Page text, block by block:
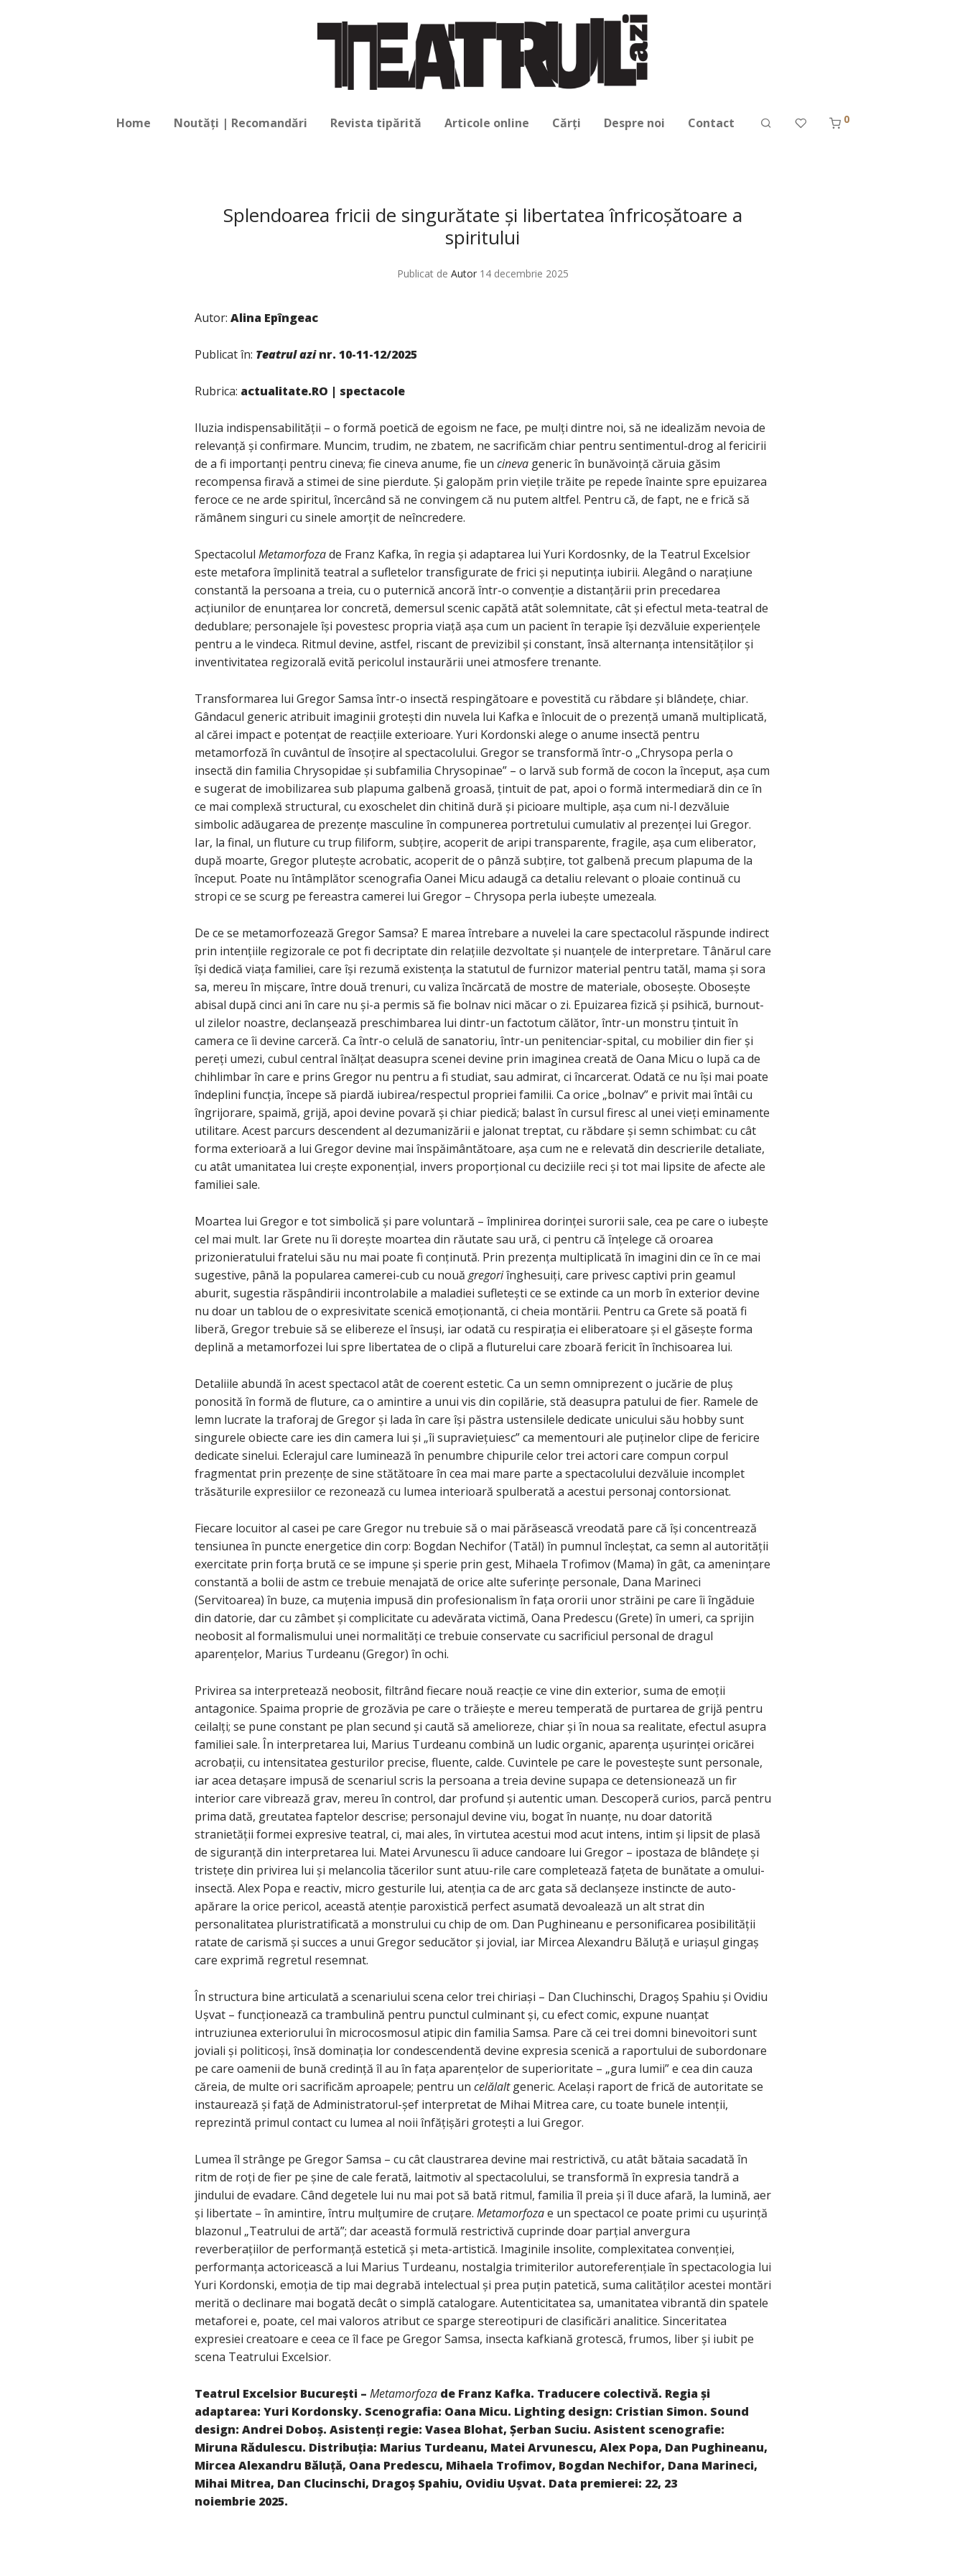
Home Noutăți | Recomandări Revista tipărită Articole online Cărți Despre noi Contact 0
Splendoarea fricii de singurătate și libertatea înfricoșătoare a
spiritului
Publicat de Autor 14 decembrie 2025
Autor: Alina Epîngeac
Publicat în: Teatrul azinr. 10-11-12/2025
Rubrica: actualitate.RO | spectacole
Iluzia indispensabilității – o formă poetică de egoism ne face, pe mulți dintre noi, să ne idealizăm nevoia de
relevanță și confirmare. Muncim, trudim, ne zbatem, ne sacrificăm chiar pentru sentimentul-drog al fericirii
de a fi importanți pentru cineva; fie cineva anume, fie un cineva generic în bunăvoință căruia găsim
recompensa firavă a stimei de sine pierdute. Și galopăm prin viețile trăite pe repede înainte spre epuizarea
feroce ce ne arde spiritul, încercând să ne convingem că nu putem altfel. Pentru că, de fapt, ne e frică să
rămânem singuri cu sinele amorțit de neîncredere.
Spectacolul Metamorfozade Franz Kafka, în regia și adaptarea lui Yuri Kordosnky, de la Teatrul Excelsior
este metafora împlinită teatral a sufletelor transfigurate de frici și neputința iubirii. Alegând o narațiune
constantă la persoana a treia, cu o puternică ancoră într-o convenție a distanțării prin precedarea
acțiunilor de enunțarea lor concretă, demersul scenic capătă atât solemnitate, cât și efectul meta-teatral de
dedublare; personajele își povestesc propria viață așa cum un pacient în terapie își dezvăluie experiențele
pentru a le vindeca. Ritmul devine, astfel, riscant de previzibil și constant, însă alternanța intensităților și
inventivitatea regizorală evită pericolul instaurării unei atmosfere trenante.
Transformarea lui Gregor Samsa într-o insectă respingătoare e povestită cu răbdare și blândețe, chiar.
Gândacul generic atribuit imaginii grotești din nuvela lui Kafka e înlocuit de o prezență umană multiplicată,
al cărei impact e potențat de reacțiile exterioare. Yuri Kordonski alege o anume insectă pentru
metamorfoză în cuvântul de însoțire al spectacolului. Gregor se transformă într-o „Chrysopa perla o
insectă din familia Chrysopidae și subfamilia Chrysopinae” – o larvă sub formă de cocon la început, așa cum
e sugerat de imobilizarea sub plapuma galbenă groasă, țintuit de pat, apoi o formă intermediară din ce în
ce mai complexă structural, cu exoschelet din chitină dură și picioare multiple, așa cum ni-l dezvăluie
simbolic adăugarea de prezențe masculine în compunerea portretului cumulativ al prezenței lui Gregor.
Iar, la final, un fluture cu trup filiform, subțire, acoperit de aripi transparente, fragile, așa cum eliberator,
după moarte, Gregor plutește acrobatic, acoperit de o pânză subțire, tot galbenă precum plapuma de la
început. Poate nu întâmplător scenografia Oanei Micu adaugă ca detaliu relevant o ploaie continuă cu
stropi ce se scurg pe fereastra camerei lui Gregor – Chrysopa perla iubește umezeala.
De ce se metamorfozează Gregor Samsa? E marea întrebare a nuvelei la care spectacolul răspunde indirect
prin intențiile regizorale ce pot fi decriptate din relațiile dezvoltate și nuanțele de interpretare. Tânărul care
își dedică viața familiei, care își rezumă existența la statutul de furnizor material pentru tatăl, mama și sora
sa, mereu în mișcare, între două trenuri, cu valiza încărcată de mostre de materiale, obosește. Obosește
abisal după cinci ani în care nu și-a permis să fie bolnav nici măcar o zi. Epuizarea fizică și psihică, burnout-
ul zilelor noastre, declanșează preschimbarea lui dintr-un factotum călător, într-un monstru țintuit în
camera ce îi devine carceră. Ca într-o celulă de sanatoriu, într-un penitenciar-spital, cu mobilier din fier și
pereți umezi, cubul central înălțat deasupra scenei devine prin imaginea creată de Oana Micu o lupă ca de
chihlimbar în care e prins Gregor nu pentru a fi studiat, sau admirat, ci încarcerat. Odată ce nu își mai poate
îndeplini funcția, începe să piardă iubirea/respectul propriei familii. Ca orice „bolnav” e privit mai întâi cu
îngrijorare, spaimă, grijă, apoi devine povară și chiar piedică; balast în cursul firesc al unei vieți eminamente
utilitare. Acest parcurs descendent al dezumanizării e jalonat treptat, cu răbdare și semn schimbat: cu cât
forma exterioară a lui Gregor devine mai înspăimântătoare, așa cum ne e relevată din descrierile detaliate,
cu atât umanitatea lui crește exponențial, invers proporțional cu deciziile reci și tot mai lipsite de afecte ale
familiei sale.
Moartea lui Gregor e tot simbolică și pare voluntară – împlinirea dorinței surorii sale, cea pe care o iubește
cel mai mult. Iar Grete nu îi dorește moartea din răutate sau ură, ci pentru că înțelege că oroarea
prizonieratului fratelui său nu mai poate fi conținută. Prin prezența multiplicată în imagini din ce în ce mai
sugestive, până la popularea camerei-cub cu nouă gregoriînghesuiți, care privesc captivi prin geamul
aburit, sugestia răspândirii incontrolabile a maladiei sufletești ce se extinde ca un morb în exterior devine
nu doar un tablou de o expresivitate scenică emoționantă, ci cheia montării. Pentru ca Grete să poată fi
liberă, Gregor trebuie să se elibereze el însuși, iar odată cu respirația ei eliberatoare și el găsește forma
deplină a metamorfozei lui spre libertatea de o clipă a fluturelui care zboară fericit în închisoarea lui.
Detaliile abundă în acest spectacol atât de coerent estetic. Ca un semn omniprezent o jucărie de pluș
ponosită în formă de fluture, ca o amintire a unui vis din copilărie, stă deasupra patului de fier. Ramele de
lemn lucrate la traforaj de Gregor și lada în care își păstra ustensilele dedicate unicului său hobby sunt
singurele obiecte care ies din camera lui și „îi supraviețuiesc” ca mementouri ale puținelor clipe de fericire
dedicate sinelui. Eclerajul care luminează în penumbre chipurile celor trei actori care compun corpul
fragmentat prin prezențe de sine stătătoare în cea mai mare parte a spectacolului dezvăluie incomplet
trăsăturile expresiilor ce rezonează cu lumea interioară spulberată a acestui personaj contorsionat.
Fiecare locuitor al casei pe care Gregor nu trebuie să o mai părăsească vreodată pare că își concentrează
tensiunea în puncte energetice din corp: Bogdan Nechifor (Tatăl) în pumnul încleștat, ca semn al autorității
exercitate prin forța brută ce se impune și sperie prin gest, Mihaela Trofimov (Mama) în gât, ca amenințare
constantă a bolii de astm ce trebuie menajată de orice alte suferințe personale, Dana Marineci
(Servitoarea) în buze, ca muțenia impusă din profesionalism în fața ororii unor străini pe care îi îngăduie
din datorie, dar cu zâmbet și complicitate cu adevărata victimă, Oana Predescu (Grete) în umeri, ca sprijin
neobosit al formalismului unei normalități ce trebuie conservate cu sacrificiul personal de dragul
aparențelor, Marius Turdeanu (Gregor) în ochi.
Privirea sa interpretează neobosit, filtrând fiecare nouă reacție ce vine din exterior, suma de emoții
antagonice. Spaima proprie de grozăvia pe care o trăiește e mereu temperată de purtarea de grijă pentru
ceilalți; se pune constant pe plan secund și caută să amelioreze, chiar și în noua sa realitate, efectul asupra
familiei sale. În interpretarea lui, Marius Turdeanu combină un ludic organic, aparența ușurinței oricărei
acrobații, cu intensitatea gesturilor precise, fluente, calde. Cuvintele pe care le povestește sunt personale,
iar acea detașare impusă de scenariul scris la persoana a treia devine supapa ce detensionează un fir
interior care vibrează grav, mereu în control, dar profund și autentic uman. Descoperă curios, parcă pentru
prima dată, greutatea faptelor descrise; personajul devine viu, bogat în nuanțe, nu doar datorită
stranietății formei expresive teatral, ci, mai ales, în virtutea acestui mod acut intens, intim și lipsit de plasă
de siguranță din interpretarea lui. Matei Arvunescu îi aduce candoare lui Gregor – ipostaza de blândețe și
tristețe din privirea lui și melancolia tăcerilor sunt atuu-rile care completează fațeta de bunătate a omului-
insectă. Alex Popa e reactiv, micro gesturile lui, atenția ca de arc gata să declanșeze instincte de auto-
apărare la orice pericol, această atenție paroxistică perfect asumată devoalează un alt strat din
personalitatea pluristratificată a monstrului cu chip de om. Dan Pughineanu e personificarea posibilității
ratate de carismă și succes a unui Gregor seducător și jovial, iar Mircea Alexandru Băluță e uriașul gingaș
care exprimă regretul resemnat.
În structura bine articulată a scenariului scena celor trei chiriași – Dan Cluchinschi, Dragoș Spahiu și Ovidiu
Ușvat – funcționează ca trambulină pentru punctul culminant și, cu efect comic, expune nuanțat
intruziunea exteriorului în microcosmosul atipic din familia Samsa. Pare că cei trei domni binevoitori sunt
joviali și politicoși, însă dominația lor condescendentă devine expresia scenică a raportului de subordonare
pe care oamenii de bună credință îl au în fața aparențelor de superioritate – „gura lumii” e cea din cauza
căreia, de multe ori sacrificăm aproapele; pentru un celălaltgeneric. Același raport de frică de autoritate se
instaurează și față de Administratorul-șef interpretat de Mihai Mitrea care, cu toate bunele intenții,
reprezintă primul contact cu lumea al noii înfățișări grotești a lui Gregor.
Lumea îl strânge pe Gregor Samsa – cu cât claustrarea devine mai restrictivă, cu atât bătaia sacadată în
ritm de roți de fier pe șine de cale ferată, laitmotiv al spectacolului, se transformă în expresia tandră a
jindului de evadare. Când degetele lui nu mai pot să bată ritmul, familia îl preia și îl duce afară, la lumină, aer
și libertate – în amintire, întru mulțumire de cruțare. Metamorfozae un spectacol ce poate primi cu ușurință
blazonul „Teatrului de artă”; dar această formulă restrictivă cuprinde doar parțial anvergura
reverberațiilor de performanță estetică și meta-artistică. Imaginile insolite, complexitatea convenției,
performanța actoricească a lui Marius Turdeanu, nostalgia trimiterilor autoreferențiale în spectacologia lui
Yuri Kordonski, emoția de tip mai degrabă intelectual și prea puțin patetică, suma calităților acestei montări
merită o declinare mai bogată decât o simplă catalogare. Autenticitatea sa, umanitatea vibrantă din spatele
metaforei e, poate, cel mai valoros atribut ce sparge stereotipuri de clasificări analitice. Sinceritatea
expresiei creatoare e ceea ce îl face pe Gregor Samsa, insecta kafkiană grotescă, frumos, liber și iubit pe
scena Teatrului Excelsior.
Teatrul Excelsior București – Metamorfoza de Franz Kafka. Traducere colectivă. Regia și
adaptarea: YuriKordonsky. Scenografia: Oana Micu. Lighting design: Cristian Simon. Sound
design: AndreiDoboș. Asistenți regie: VaseaBlohat, Șerban Suciu. Asistent scenografie:
MirunaRădulescu. Distribuția: Marius Turdeanu, MateiArvunescu, Alex Popa, Dan Pughineanu,
MirceaAlexandru Băluță, Oana Predescu, Mihaela Trofimov, Bogdan Nechifor, Dana Marineci,
Mihai Mitrea, Dan Clucinschi, Dragoș Spahiu, Ovidiu Ușvat. Data premierei: 22, 23
noiembrie2025.